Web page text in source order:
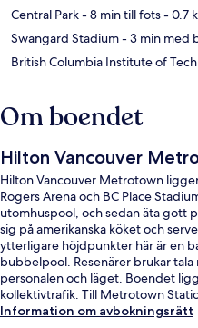
Central Park- 8 min till fots- 0.7
Swangard Stadium- 3 min med
British Columbia Institute of
Om boendet
Hilton Vancouver
Hilton Vancouver Metrotown
Rogers Arena och BC Place
utomhuspool, och sedan äta gott
sig på amerikanska köket och
ytterligare höjdpunkter här är en
bubbelpool. Resenärer brukar
personalen och läget. Boendet
kollektivtrafik. Till Metrotown
Patterson Station är det 10 minuter.
Information om avbokningsrätt